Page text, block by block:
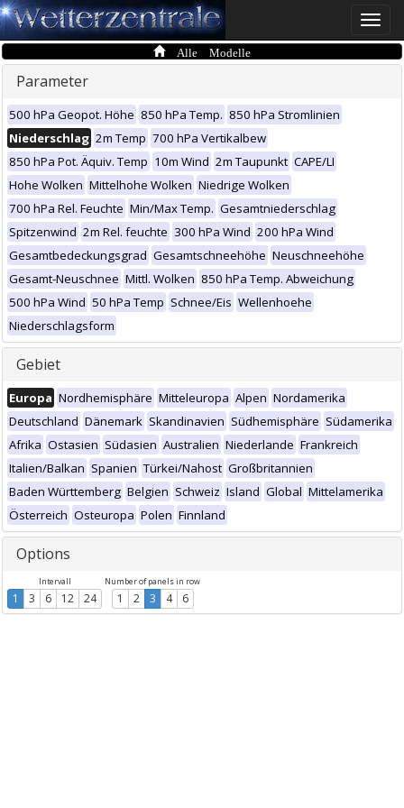
Toggle
Alle Modelle
Parameter
500 hPa Geopot. Höhe 850 hPa Temp. 850 hPa Stromlinien
Niederschlag 2m Temp 700 hPa Vertikalbew
850 hPa Pot. Äquiv. Temp 10m Wind 2m Taupunkt CAPE/LI
Hohe Wolken Mittelhohe Wolken Niedrige Wolken
700 hPa Rel. Feuchte Min/Max Temp. Gesamtniederschlag
Spitzenwind 2m Rel. feuchte 300 hPa Wind 200 hPa Wind
Gesamtbedeckungsgrad Gesamtschneehöhe Neuschneehöhe
Gesamt-Neuschnee Mittl. Wolken 850 hPa Temp. Abweichung
500 hPa Wind 50 hPa Temp Schnee/Eis Wellenhoehe
Niederschlagsform
Gebiet
Europa Nordhemisphäre Mitteleuropa Alpen Nordamerika
Deutschland Dänemark Skandinavien Südhemisphäre Südamerika
Afrika Ostasien Südasien Australien Niederlande Frankreich
Italien/Balkan Spanien Türkei/Nahost Großbritannien
Baden Württemberg Belgien Schweiz Island Global Mittelamerika
Österreich Osteuropa Polen Finnland
Options
Intervall
1 3 6 12 24
Number of panels in row
1 2 3 4 6